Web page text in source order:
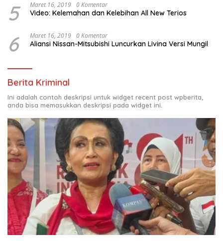
5 Maret 16, 2019 0 Komentar
Video: Kelemahan dan Kelebihan All New Terios
6 Maret 16, 2019 0 Komentar
Aliansi Nissan-Mitsubishi Luncurkan Livina Versi Mungil
Berita Kriminal
Ini adalah contoh deskripsi untuk widget recent post wpberita,
anda bisa memasukkan deskripsi pada widget ini.